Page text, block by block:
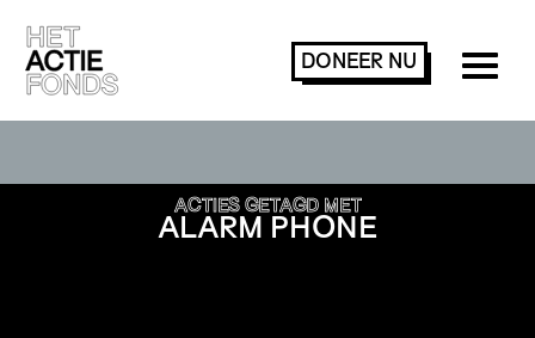
DONEER NU
ACTIES GETAGD MET
ALARM PHONE